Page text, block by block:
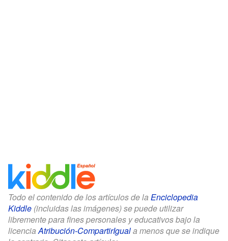
Todo el contenido de los artículos de la Enciclopedia
Kiddle (incluidas las imágenes) se puede utilizar
libremente para fines personales y educativos bajo la
licenciaAtribución-CompartirIguala menos que se indique